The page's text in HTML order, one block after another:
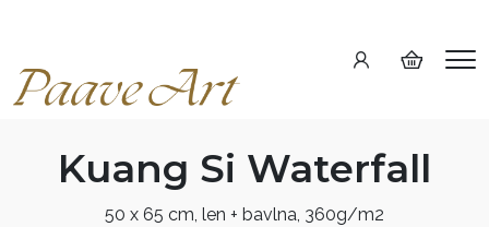
Kuang Si Waterfall
50 x 65 cm, len + bavlna, 360g/m2